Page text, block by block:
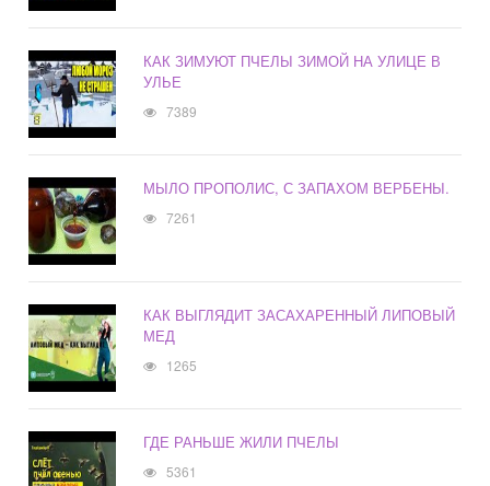
КАК ЗИМУЮТ ПЧЕЛЫ ЗИМОЙ НА УЛИЦЕ В
УЛЬЕ
7389
МЫЛО ПРОПОЛИС, С ЗАПAХОМ ВЕРБЕНЫ.
7261
КАК ВЫГЛЯДИТ ЗАСАХАРЕННЫЙ ЛИПОВЫЙ
МЕД
1265
ГДЕ РАНЬШЕ ЖИЛИ ПЧЕЛЫ
5361